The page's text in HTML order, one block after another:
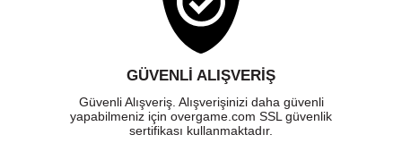
GÜVENLI ALIŞVERIŞ
Güvenli Alışveriş. Alışverişinizi daha güvenli
yapabilmeniz için overgame.com SSL güvenlik
sertifikası kullanmaktadır.